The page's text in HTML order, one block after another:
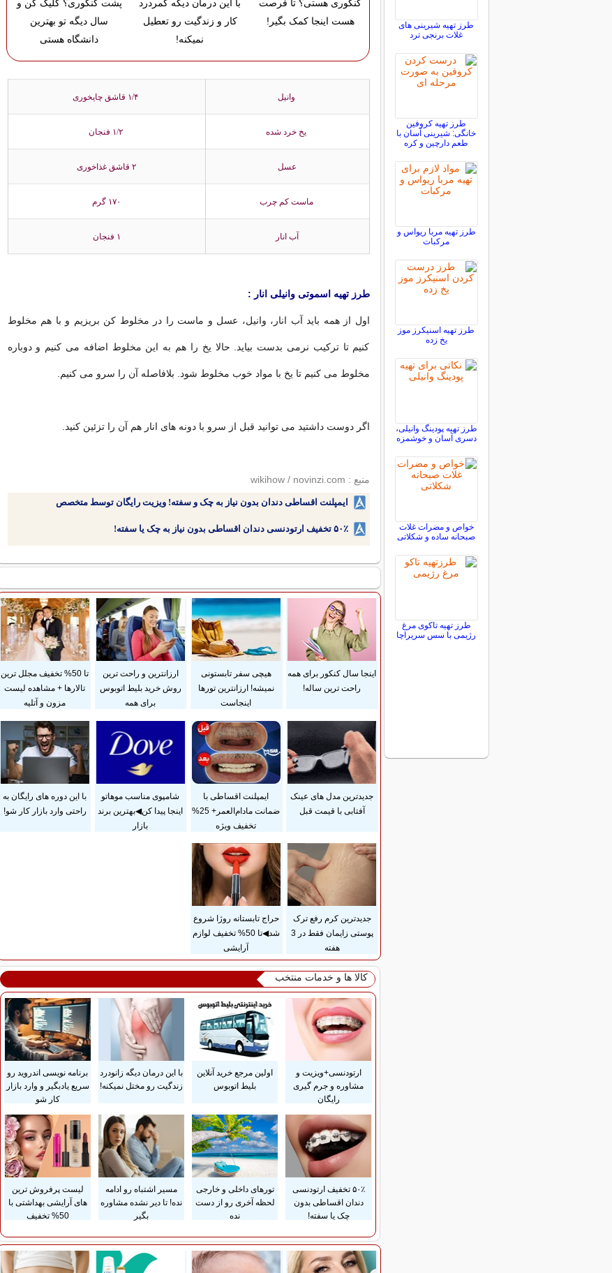
کنکوری هستی؟ تا فرصت
هست اینجا کمک بگیر!
با این درمان دیگه کمردرد
کار و زندگیت رو تعطیل
نمیکنه!
پشت کنکوری؟ کلیک کن و
سال دیگه تو بهترین
دانشگاه هستی
وانیل
یخ خرد شده ۱/۲ فنجان
عسل ۲ قاشق غذاخوری
ماست کم چرب ۱۷۰ گرم
آب انار ۱ فنجان
طرز تهیه اسموتی وانیلی انار :
اول از همه باید آب انار، وانیل، عسل و ماست را در مخلوط کن بریزیم و با هم مخلوط
کنیم تا ترکیب نرمی بدست بیاید. حالا یخ را هم به این مخلوط اضافه می کنیم و دوباره
مخلوط می کنیم تا یخ با مواد خوب مخلوط شود. بلافاصله آن را سرو می کنیم.
اگر دوست داشتید می توانید قبل از سرو با دونه های انار هم آن را تزئین کنید.
منبع : wikihow / novinzi.com
ایمپلنت اقساطی دندان بدون نیاز به چک و سفته! ویزیت رایگان توسط متخصص
۵۰٪ تخفیف ارتودنسی دندان اقساطی بدون نیاز به چک یا سفته!
اینجا سال کنکور برای همه
راحت ترین ساله!
هیچی سفر تابستونی
نمیشه! ارزانترین تورها
اینجاست
ارزانترین و راحت ترین
روش خرید بلیط اتوبوس
برای همه
تا 50% تخفیف مجلل ترین
تالارها + مشاهده لیست
مزون و آتلیه
جدیدترین مدل های عینک
آفتابی با قیمت قبل
ایمپلنت اقساطی با
ضمانت مادام‌العمر+ 25%
تخفیف ویژه
شامپوی مناسب موهاتو
اینجا پیدا کن◀بهترین برند
بازار
با این دوره های رایگان به
راحتی وارد بازار کار شو!
جدیدترین کرم رفع ترک
پوستی زایمان فقط در 3
هفته
حراج تابستانه روژا شروع
شد◀تا 50% تخفیف لوازم
آرایشی
کالا ها و خدمات منتخب
ارتودنسی+ویزیت و
مشاوره و جرم گیری
رایگان
اولین مرجع خرید آنلاین
بلیط اتوبوس
با این درمان دیگه زانودرد
زندگیت رو مختل نمیکنه!
برنامه نویسی اندروید رو
سریع یادبگیر و وارد بازار
کار شو
۵۰٪ تخفیف ارتودنسی
دندان اقساطی بدون
چک یا سفته!
تورهای داخلی و خارجی
لحظه آخری رو از دست
نده
مسیر اشتباه رو ادامه
نده! تا دیر نشده مشاوره
بگیر
لیست پرفروش ترین
های آرایشی بهداشتی با
50% تخفیف
طرز تهیه شیرینی های
غلات برنجی ترد
طرز تهیه کروفین
خانگی: شیرینی آسان با
طعم دارچین و کره
طرز تهیه مربا ریواس و
مرکبات
طرز تهیه اسنیکرز موز
یخ زده
طرز تهیه پودینگ وانیلی،
دسری آسان و خوشمزه
خواص و مضرات غلات
صبحانه ساده و شکلاتی
طرز تهیه تاکوی مرغ
رژیمی با سس سریراچا